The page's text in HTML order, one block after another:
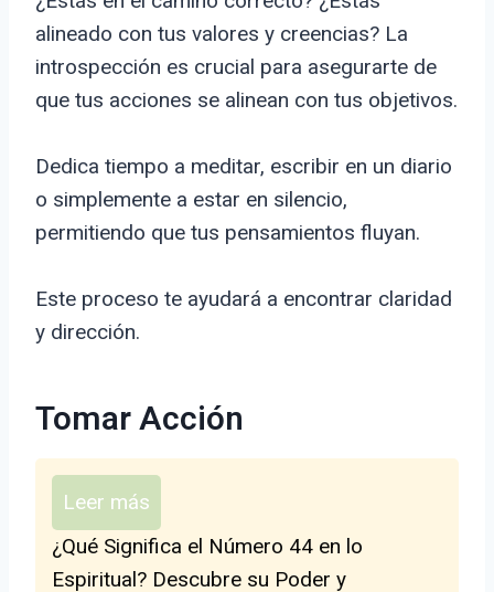
alineado con tus valores y creencias? La
introspección es crucial para asegurarte de
que tus acciones se alinean con tus objetivos.
Dedica tiempo a meditar, escribir en un diario
o simplemente a estar en silencio,
permitiendo que tus pensamientos fluyan.
Este proceso te ayudará a encontrar claridad
y dirección.
Tomar Acción
Leer más
¿Qué Significa el Número 44 en lo
Espiritual? Descubre su Poder y